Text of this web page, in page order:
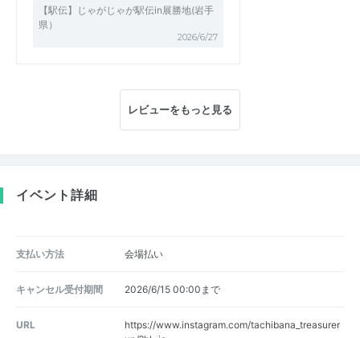
【駅伝】じゃがじゃが駅伝in展勝地(岩手
県）
2026/6/27
レビューをもっと見る
イベント詳細
支払い方法 会場払い
キャンセル受付期間 2026/6/15 00:00まで
URL
https://www.instagram.com/tachibana_treasurer